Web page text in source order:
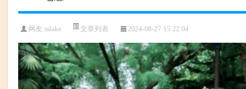
网友:sslake 文章列表 2024-08-27 15:22:04